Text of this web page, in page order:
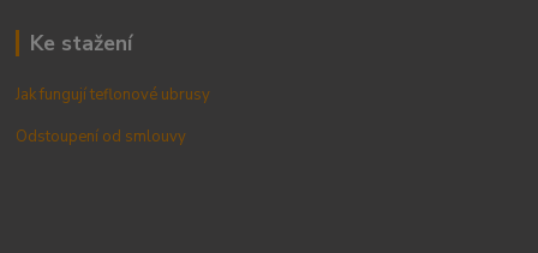
Ke stažení
Jak fungují teflonové ubrusy
Odstoupení od smlouvy